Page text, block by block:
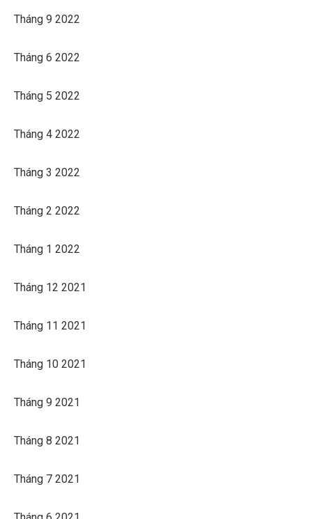
Tháng 9 2022
Tháng 6 2022
Tháng 5 2022
Tháng 4 2022
Tháng 3 2022
Tháng 2 2022
Tháng 1 2022
Tháng 12 2021
Tháng 11 2021
Tháng 10 2021
Tháng 9 2021
Tháng 8 2021
Tháng 7 2021